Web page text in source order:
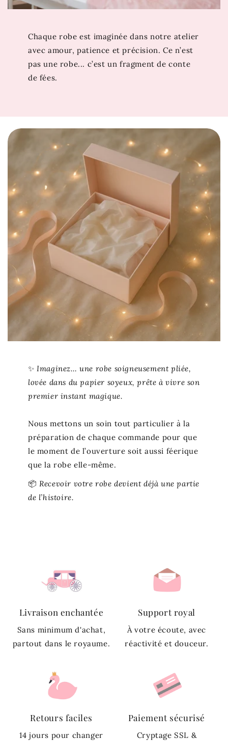
? Découvrez aussi
. Si cette robe
collectionRobe Princesse Disney…
Chaque robe est imaginée dans notre atelier
avec amour, patience et précision. Ce n’est
pas une robe... c’est un fragment de conte
de fées.
✨ Imaginez… une robe soigneusement pliée,
lovée dans du papier soyeux, prête à vivre son
premier instant magique.
Nous mettons un soin tout particulier à la
préparation de chaque commande pour que
le moment de l’ouverture soit aussi féerique
que la robe elle-même.
📦 Recevoir votre robe devient déjà une partie
de l’histoire.
Livraison enchantée
Sans minimum d'achat,
partout dans le royaume.
Support royal
À votre écoute, avec
réactivité et douceur.
Retours faciles
14 jours pour changer
Paiement sécurisé
Cryptage SSL &